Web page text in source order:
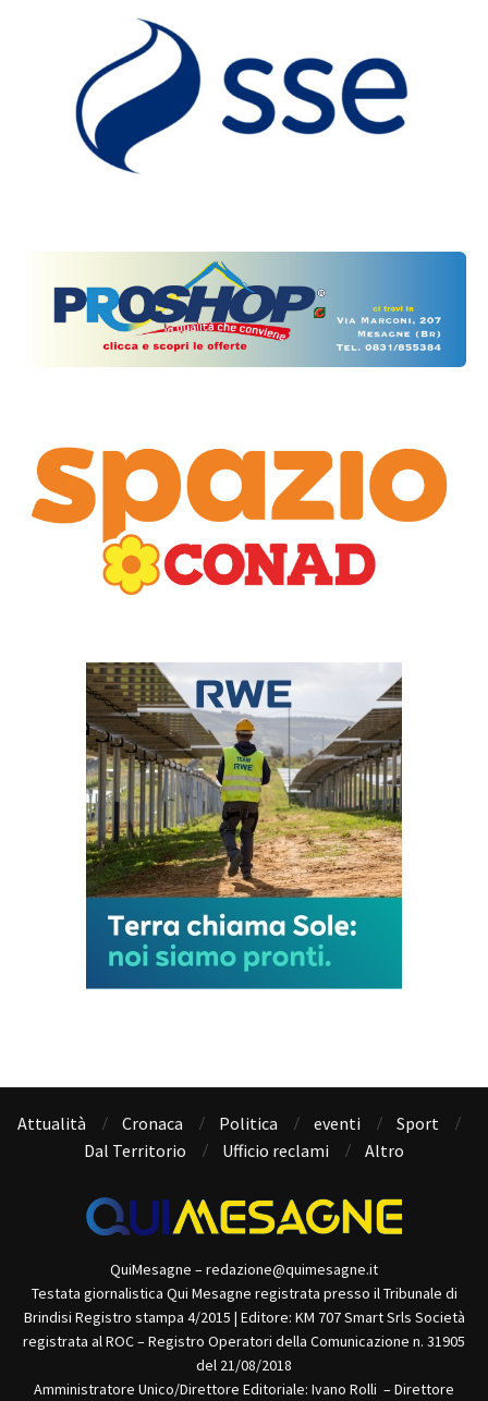
Attualità Cronaca Politica eventi
Sport
Dal Territorio
Ufficio reclami Altro
QuiMesagne – redazione@quimesagne.it
Testata giornalistica Qui Mesagne registrata presso il Tribunale di
Brindisi Registro stampa 4/2015 | Editore: KM 707 Smart Srls Società
registrata al ROC – Registro Operatori della Comunicazione n. 31905
del 21/08/2018
Amministratore Unico/Direttore Editoriale: Ivano Rolli – Direttore